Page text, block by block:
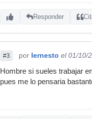
Responder
#3 por Iernesto el 01/10/
Hombre si sueles trabajar
pues me lo pensaria